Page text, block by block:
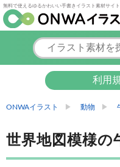
無料で使えるゆるかわいい手書きイラスト素材サイト
利用
ONWAイラスト 動物
世界地図模様の